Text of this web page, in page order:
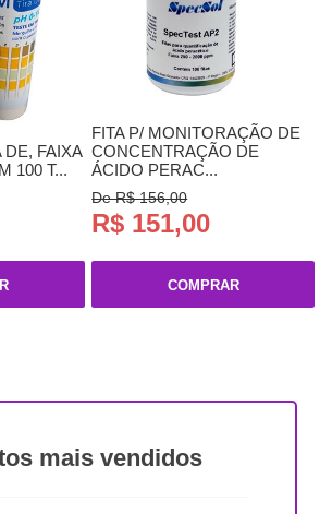
DE, FAIXA
100 T...
FITA P/ MONITORAÇÃO DE
CONCENTRAÇÃO DE
ÁCIDO PERAC...
De R$ 156,00
R$ 151,00
COMPRAR
mais vendidos